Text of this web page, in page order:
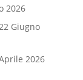
2026
Giugno
2026